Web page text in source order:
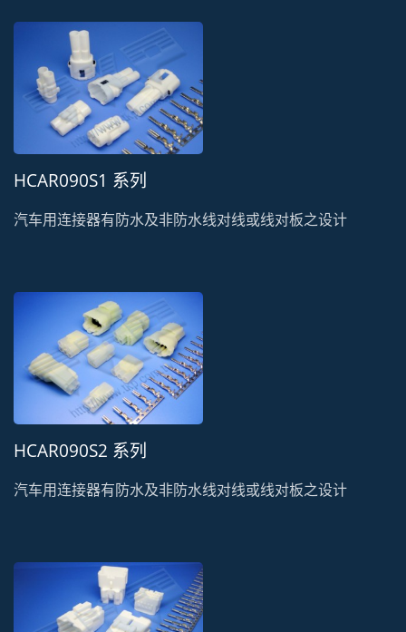
HCAR090S1 系列
汽车用连接器有防水及非防水线对线或线对板之设计
HCAR090S2 系列
汽车用连接器有防水及非防水线对线或线对板之设计